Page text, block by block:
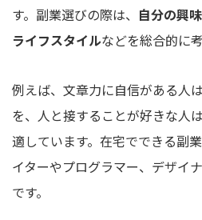
す。副業選びの際は、 自分の興
ライフスタイルなどを総合的に
例えば、文章力に自信がある人
を、人と接することが好きな人
適しています。在宅でできる副
イターやプログラマー、デザイ
です。